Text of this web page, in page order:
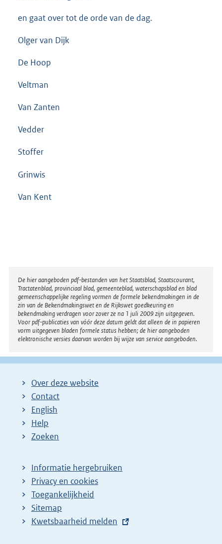
en gaat over tot de orde van de dag.
Olger van Dijk
De Hoop
Veltman
Van Zanten
Vedder
Stoffer
Grinwis
Van Kent
Disclaimer
De hier aangeboden pdf-bestanden van het Staatsblad, Staatscourant,
Tractatenblad, provinciaal blad, gemeenteblad, waterschapsblad en blad
gemeenschappelijke regeling vormen de formele bekendmakingen in de
zin van de Bekendmakingswet en de Rijkswet goedkeuring en
bekendmaking verdragen voor zover ze na 1 juli 2009 zijn uitgegeven.
Voor pdf-publicaties van vóór deze datum geldt dat alleen de in papieren
vorm uitgegeven bladen formele status hebben; de hier aangeboden
elektronische versies daarvan worden bij wijze van service aangeboden.
Over deze website
Contact
English
Help
Zoeken
Informatie hergebruiken
Privacy en cookies
Toegankelijkheid
Sitemap
E
Kwetsbaarheid melden